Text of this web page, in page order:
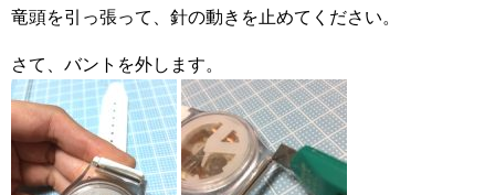
竜頭を引っ張って、針の動きを止めてください。
さて、バントを外します。